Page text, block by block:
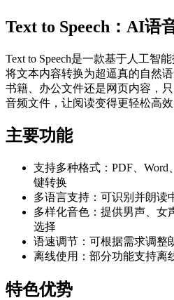
Text to Speech：AI语
Text to Speech是一款基于人工智
将文本内容转换为超逼真的自然
书籍、办公文件还是网页内容，
音频文件，让阅读变得更轻松高效
主要功能
支持多种格式：PDF、
键转换
多语言支持：可识别并朗读
多样化音色：提供男声、女
选择
语速调节：可根据需求调整
离线使用：部分功能支持离
特色优势